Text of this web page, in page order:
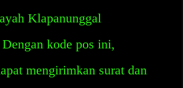
Klapanunggal
kode pos ini,
mengirimkan surat dan